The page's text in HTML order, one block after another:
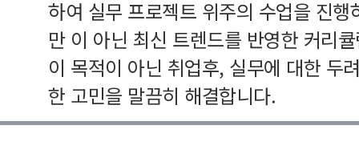
하여 실무 프로젝트 위주의 수업을 진
만 이 아닌 최신 트렌드를 반영한 커리
이 목적이 아닌 취업후, 실무에 대한 두
한 고민을 말끔히 해결합니다.